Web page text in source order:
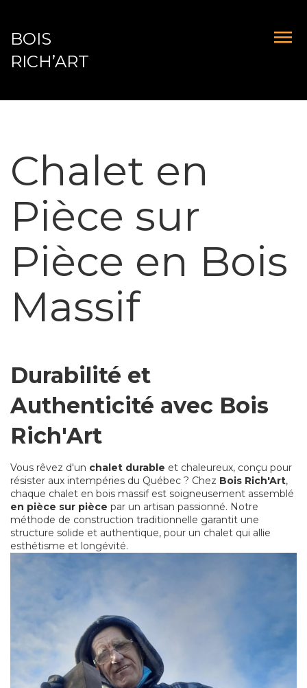
BOIS
RICH’ART
Chalet en
Pièce sur
Pièce en Bois
Massif
Durabilité et
Authenticité avec Bois
Rich'Art
Vous rêvez d'un chalet durable et chaleureux, conçu pour
résister aux intempéries du Québec ? Chez Bois Rich'Art,
chaque chalet en bois massif est soigneusement assemblé
en pièce sur pièce par un artisan passionné. Notre
méthode de construction traditionnelle garantit une
structure solide et authentique, pour un chalet qui allie
esthétisme et longévité.